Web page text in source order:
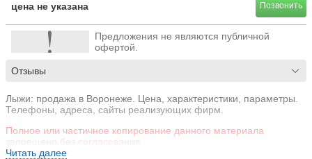
цена не указана Позвонить
Предложения не являются публичной
офертой.
Отзывы
Лыжи: продажа в Воронеже. Цена, характеристики, параметры.
Телефоны, адреса, сайты реализующих фирм.
Полное или частичное копирование данного материала
запрещено без согласования.
Читать далее